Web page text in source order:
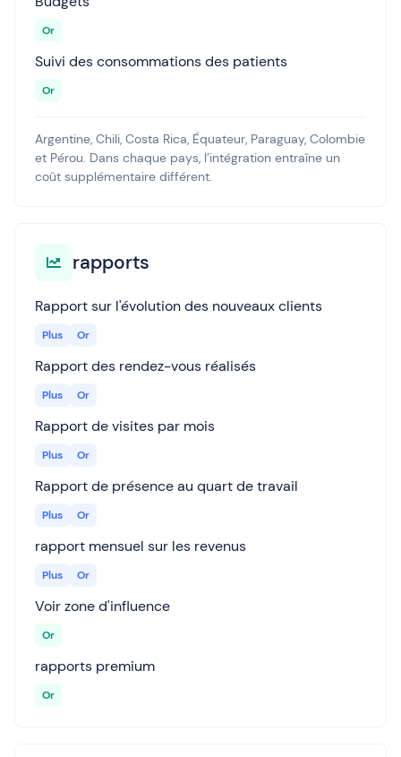
Or
Suivi des consommations des patients
Or
Argentine, Chili, Costa Rica, Équateur, Paraguay, Colombie
et Pérou. Dans chaque pays, l’intégration entraîne un
coût supplémentaire différent.
rapports
Rapport sur l'évolution des nouveaux clients
Plus Or
Rapport des rendez-vous réalisés
Plus Or
Rapport de visites par mois
Plus Or
Rapport de présence au quart de travail
Plus Or
rapport mensuel sur les revenus
Plus Or
Voir zone d'influence
Or
rapports premium
Or